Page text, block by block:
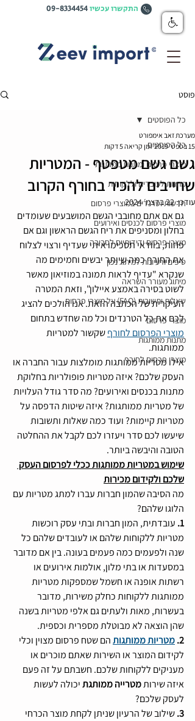
התקשרו עכשיו09-8334454
פוסט
כל הפוסטים
מוצרי פרסום ומתנות ממותגות
מתנות לעובדים וללקוחות
חדשות וטרנדים במוצרי פרסום
מוצרי פרסום לכנסים ואירועים
מוצרי פרסום ידידותיים לסביבה
טיפים ורעיונות למיתוג נכון
מיתוג מעורר השראה
שאלות ותשובות (FAQ) על מוצרי פרסום
מוצרי פרסום
מתנות ממותגות
מוצרי פרסום לחורף
כל הפוסטים
גשם גשם מטפטף - המטריות
שחייבים להכיר בחורף הקרוב
מערכת זאב אימפורט
15 בספט׳ 2019
זמן קריאה 5 דקות
עודכן:22 בדצמ׳ 2024
גם אם אתם מחובבי הגשם המושבעים שעומדים
בחלון ומסניפים את ריח הגשם הראשון וגם אם
פחות, בוודאי תסכימו איתי שעדיף ורצוי לצלוח
את החורף כמה שיותר יבשים וחמימים מה
שנקרא "עדיף לראות תמונה במוזיאון מאשר
לשוט בסירה באמצע איילון", וזאת המטרה
העיקרית של הכתבה הזאת. אנו הולכים להציג
לכם את כל הטרנדים וכל מה שחדש בתחום
מוצרי הפרסום לחורף שקשור למטריות
ממותגות.
אילו מטריות ממותגות מומלצות עבור החברה או
העסק שלכם? איזה מטריות פופולריות בחלוקת
מתנות בכנסים ואירועים? מה סדר גודל העלויות
של מטריות ממותגות? איזה שיטות הדפסה על
מטריות קיימות? ועוד כמה שאלות ותשובות
שיעשו לכם סדר ויעזרו לכם לקבל את ההחלטה
הטובה והיבשה ביותר.
שימוש במטריות ממותגות ככלי לפרסום העסק
שלכם ולקידום מכירות
מה הסיבה שהמון חברות עברו למתג מטריות עם
הלוגו שלהם?
1. עובדתית, המון חברות ובתי עסק רוכשות
מטריות ללקוחות שלהם או לעובדים שלהם כל
שנה ולפעמים כמה פעמים בעונה. בין אם מדובר
במסעדות או בתי מלון, אולמות אירועים או
רשתות אופנה או חשמל שמספקות מטריות
ממותגות ללקוחות כחלק משירות, מדובר
בעשרות, מאות ולעתים גם אלפי מטריות בשנה
שהן הוצאה לא מבוטלת מספרית וכספית.
2. מטריות ממותגות הם שטח פרסום מצוין וכלי
לקידום המוצר או השירות שאתם מוכרים או
מעניקים ללקוחות שלכם. חשבתם על זה פעם
איזה שירות מטרייה ממותגת יכולה לעשות
לעסק שלכם?
3. שילוב של הרעיון שניתן לקחת מוצר הכרחי